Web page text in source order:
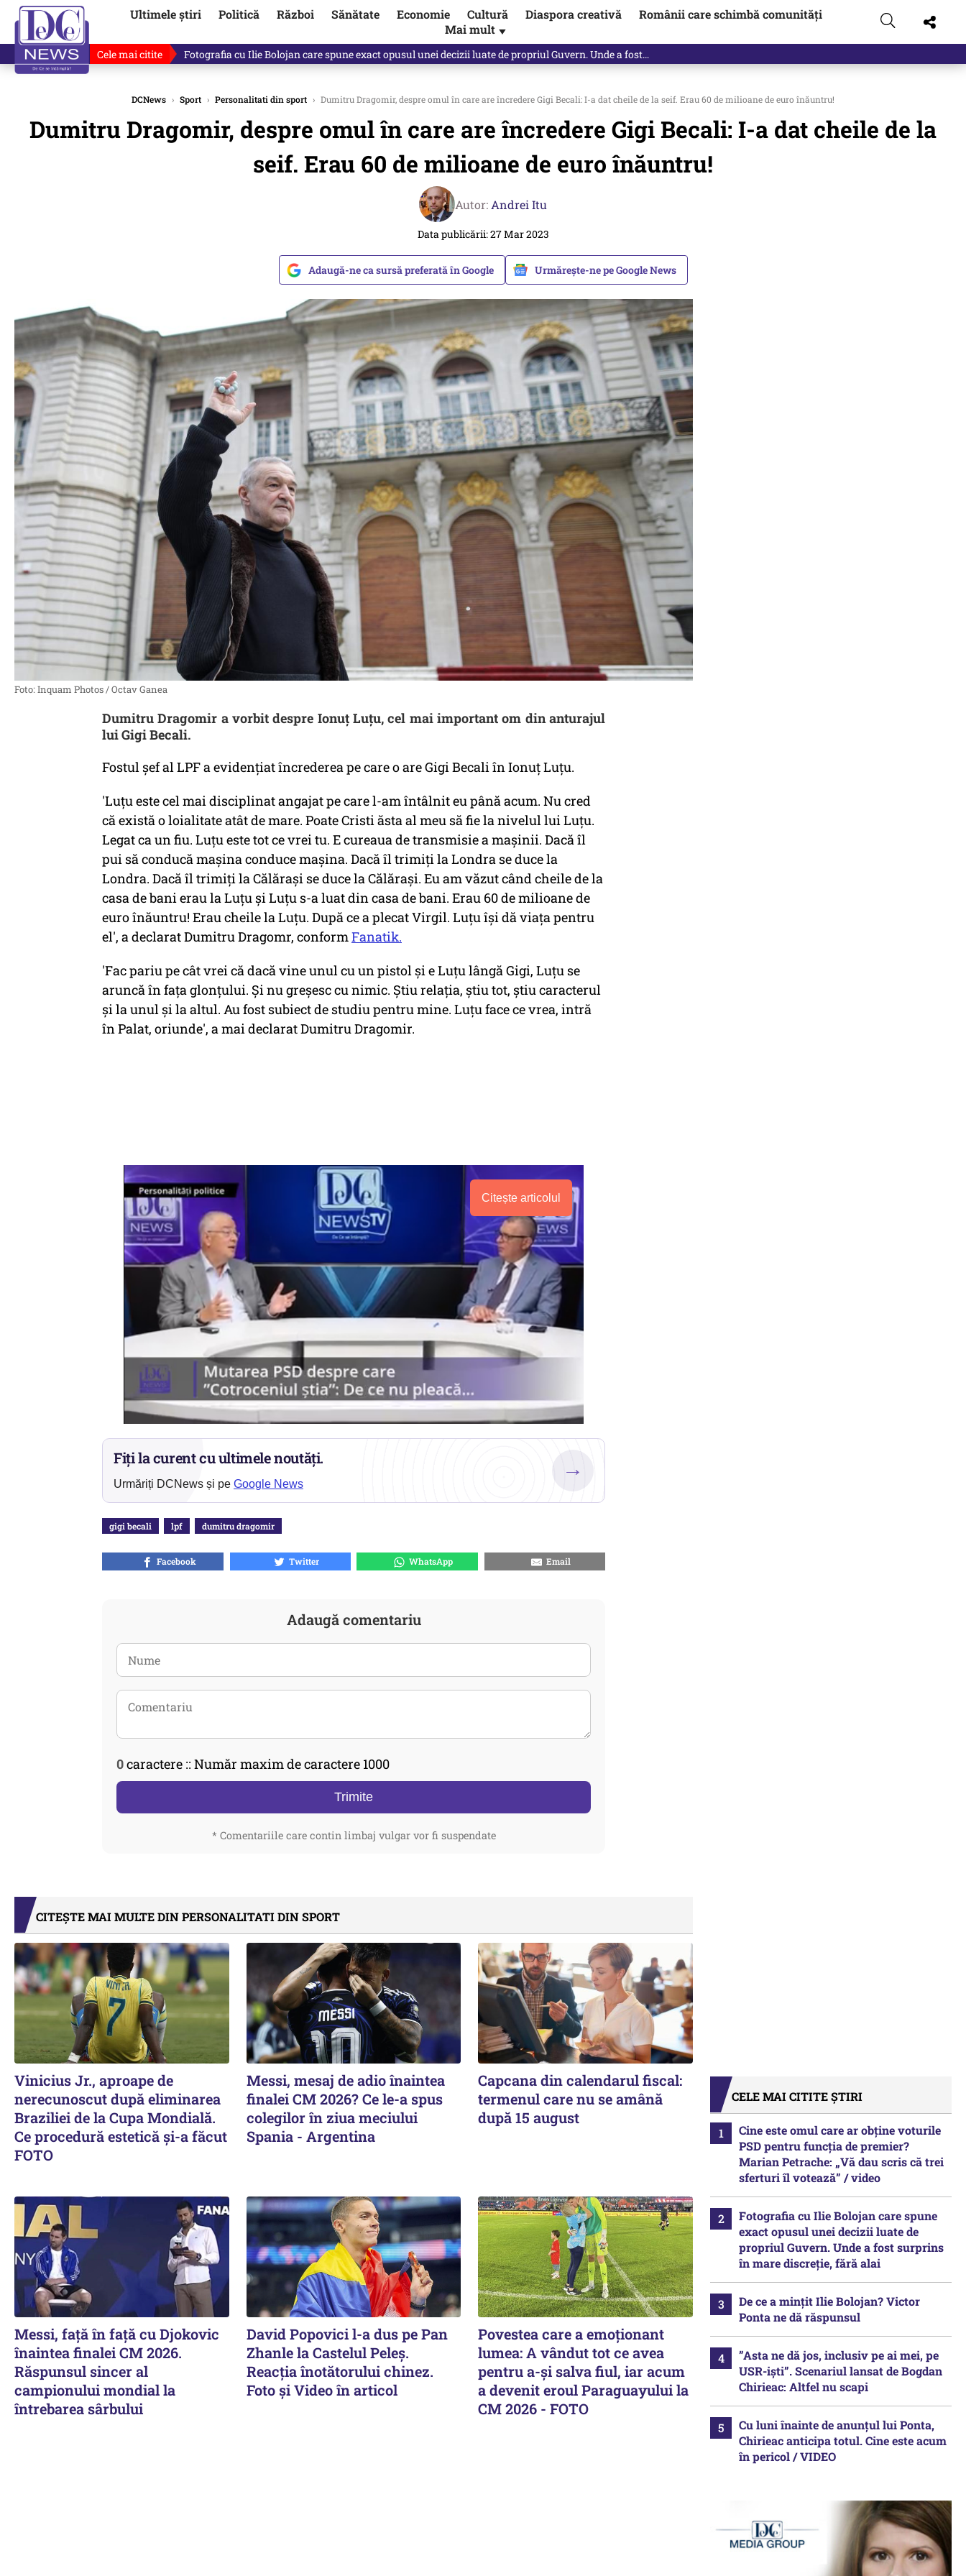
Ultimele știri Politică Război Sănătate Economie Cultură Diaspora creativă
Românii care schimbă comunități
Mai mult ▼
Cele mai citite De ce a mințit Ilie Bolojan? Victor Ponta ne dă răspunsul
DCNews › Sport › Personalitati din sport › Dumitru Dragomir, despre omul în care are încredere Gigi Becali: I-a dat cheile de la seif. Erau 60 de milioane de euro înăuntru!
Dumitru Dragomir, despre omul în care are încredere Gigi Becali: I-a dat cheile de la
seif. Erau 60 de milioane de euro înăuntru!
Autor: Andrei Itu
Data publicării: 27 Mar 2023
Adaugă-ne ca sursă preferată în Google Urmărește-ne pe Google News
Foto: Inquam Photos / Octav Ganea
Dumitru Dragomir a vorbit despre Ionuț Luțu, cel mai important om din anturajul
lui Gigi Becali.
Fostul șef al LPF a evidențiat încrederea pe care o are Gigi Becali în Ionuț Luțu.
'Luțu este cel mai disciplinat angajat pe care l-am întâlnit eu până acum. Nu cred
că există o loialitate atât de mare. Poate Cristi ăsta al meu să fie la nivelul lui Luțu.
Legat ca un fiu. Luțu este tot ce vrei tu. E cureaua de transmisie a mașinii. Dacă îl
pui să conducă mașina conduce mașina. Dacă îl trimiți la Londra se duce la
Londra. Dacă îl trimiți la Călărași se duce la Călărași. Eu am văzut când cheile de la
casa de bani erau la Luțu și Luțu s-a luat din casa de bani. Erau 60 de milioane de
euro înăuntru! Erau cheile la Luțu. După ce a plecat Virgil. Luțu își dă viața pentru
el', a declarat Dumitru Dragomr, conformFanatik.
'Fac pariu pe cât vrei că dacă vine unul cu un pistol și e Luțu lângă Gigi, Luțu se
aruncă în fața glonțului. Și nu greșesc cu nimic. Știu relația, știu tot, știu caracterul
și la unul și la altul. Au fost subiect de studiu pentru mine. Luțu face ce vrea, intră
în Palat, oriunde', a mai declarat Dumitru Dragomir.
Citește articolul
Fiți la curent cu ultimele noutăți.
Urmăriți DCNews și pe Google News
→
gigi becali lpf dumitru dragomir
Facebook Twitter WhatsApp Email
Adaugă comentariu
0caractere :: Număr maxim de caractere 1000
Trimite
* Comentariile care contin limbaj vulgar vor fi suspendate
CITEȘTE MAI MULTE DIN PERSONALITATI DIN SPORT
Vinicius Jr., aproape de
nerecunoscut după eliminarea
Braziliei de la Cupa Mondială.
Ce procedură estetică și-a făcut
FOTO
Messi, mesaj de adio înaintea
finalei CM 2026? Ce le-a spus
colegilor în ziua meciului
Spania - Argentina
Capcana din calendarul fiscal:
termenul care nu se amână
după 15 august
Messi, față în față cu Djokovic
înaintea finalei CM 2026.
Răspunsul sincer al
campionului mondial la
întrebarea sârbului
David Popovici l-a dus pe Pan
Zhanle la Castelul Peleş.
Reacţia înotătorului chinez.
Foto şi Video în articol
Povestea care a emoționant
lumea: A vândut tot ce avea
pentru a-și salva fiul, iar acum
a devenit eroul Paraguayului la
CM 2026 - FOTO
CELE MAI CITITE ȘTIRI
Cine este omul care ar obține voturile
PSD pentru funcția de premier?
Marian Petrache: „Vă dau scris că trei
sferturi îl votează” / video
Fotografia cu Ilie Bolojan care spune
exact opusul unei decizii luate de
propriul Guvern. Unde a fost surprins
în mare discreție, fără alai
De ce a mințit Ilie Bolojan? Victor
Ponta ne dă răspunsul
”Asta ne dă jos, inclusiv pe ai mei, pe
USR-iști”. Scenariul lansat de Bogdan
Chirieac: Altfel nu scapi
Cu luni înainte de anunțul lui Ponta,
Chirieac anticipa totul. Cine este acum
în pericol / VIDEO